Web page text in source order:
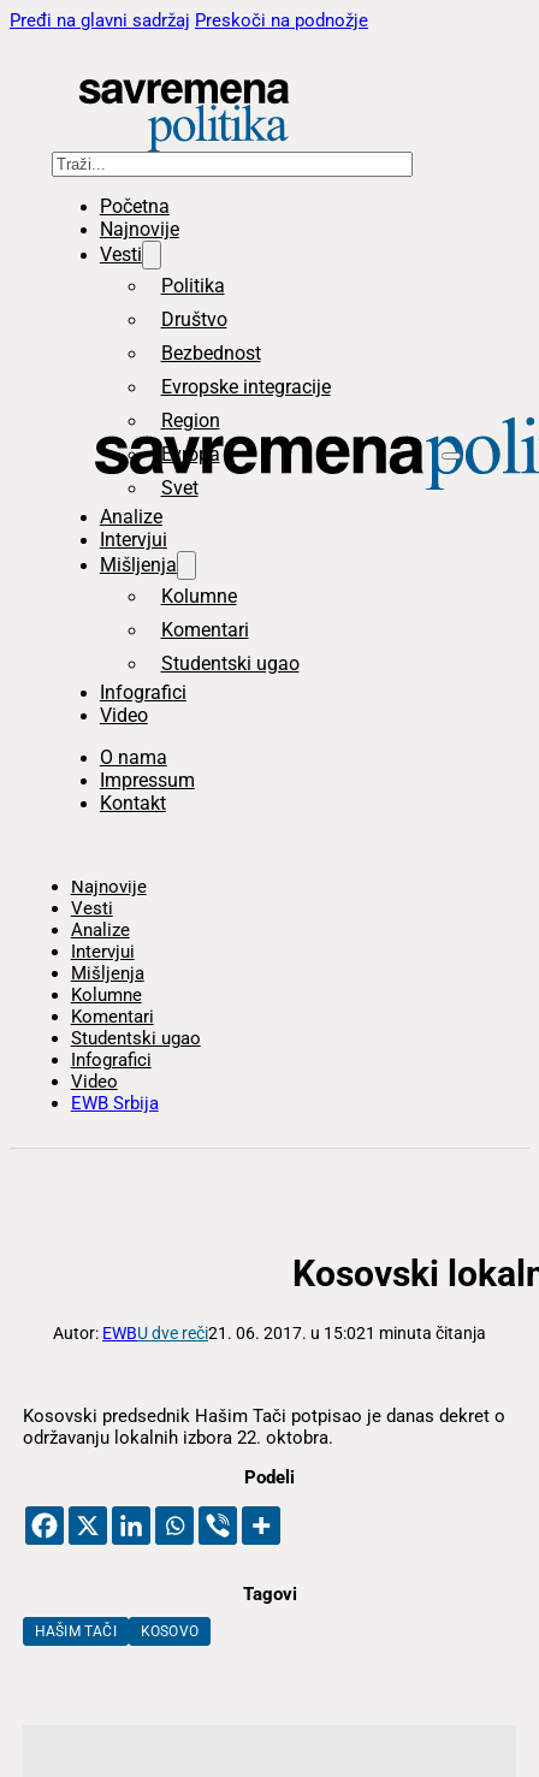
Pređi na glavni sadržaj Preskoči na podnožje
Pretraga
Početna
Najnovije
Vesti
Politika
Društvo
Bezbednost
Evropske integracije
Region
Evropa
Svet
Analize
Intervjui
Mišljenja
Kolumne
Komentari
Studentski ugao
Infografici
Video
O nama
Impressum
Kontakt
Najnovije
Vesti
Analize
Intervjui
Mišljenja
Kolumne
Komentari
Studentski ugao
Infografici
Video
EWB Srbija
Kosovski
Autor: EWBU dve reči21. 06. 2017. u 15:021 minuta čitanja
Kosovski predsednik Hašim Tači potpisao je danas dekret o
održavanju lokalnih izbora 22. oktobra.
Podeli
Tagovi
HAŠIM TAČI KOSOVO